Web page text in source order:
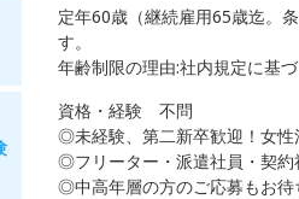
定年60歳（継続雇用65歳迄。
す。
年齢制限の理由:社内規定に基づ
資格・経験 不問
◎未経験、第二新卒歓迎！女性
◎フリーター・派遣社員・契約
◎中高年層の方のご応募もお待